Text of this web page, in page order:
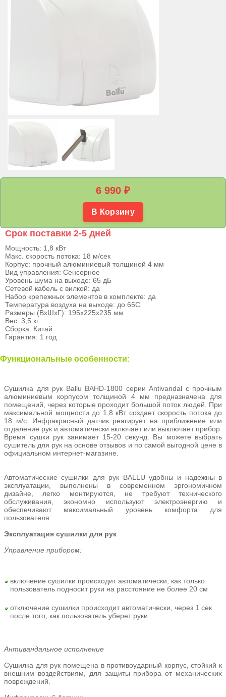
6 990 ₽
В Корзину
Срок поставки 2-5 дней
Мощность: 1,8 кВт
Макс. скорость потока: 18 м/сек
Корпус: прочный алюминиевый толщиной 4 мм
Вид управления: Сенсорное
Уровень шума на выходе: 65 дБ
Сетевой кабель с вилкой: да
Набор крепежных элементов в комплекте: да
Температура воздуха на выходе: до 65С
Размеры (ВхШхГ): 195х225х235 мм
Вес: 3,5 кг
Сборка: Китай
Гарантия: 1 год
Функциональные особенности:
Сушилка для рук Ballu BAHD-1800 серии Antivandal c прочным
алюминиевым корпусом толщиной 4 мм предназначена для
помещений, через которые проходит большой поток людей. При
максимальной мощности до 1,8 кВт создает скорость потока до
18 м/с. Инфракрасный датчик реагирует на приближение или
отдаление рук и автоматически включает или выключает прибор.
Время сушки рук занимает 15-20 секунд. Вы можете выбрать
сушитель для рук на основе отзывов и по самой выгодной цене в
официальном интернет-магазине.
Автоматические сушилки для рук BALLU удобны и надежны в
эксплуатации, выполнены в современном эргономичном
дизайне, легко монтируются, не требуют технического
обслуживания, экономно используют электроэнергию и
обеспечивают максимальный уровень комфорта для
пользователя.
Эксплуатация сушилки для рук
Управление прибором:
включение сушилки происходит автоматически, как только
пользователь подносит руки на расстояние не более 20 см
отключение сушилки происходит автоматически, через 1 сек
после того, как пользователь уберет руки
Антивандальное исполнение
Сушилка для рук помещена в противоударный корпус, стойкий к
внешним воздействиям, для защиты прибора от механических
повреждений.